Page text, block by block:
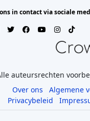
in contact via sociale
auteursrechten
Over ons
Algemene
Privacybeleid